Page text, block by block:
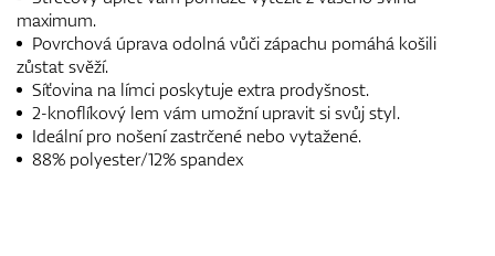
maximum.
Povrchová úprava odolná vůči zápachu pomáhá košili
zůstat svěží.
Síťovina na límci poskytuje extra prodyšnost.
2-knoflíkový lem vám umožní upravit si svůj styl.
Ideální pro nošení zastrčené nebo vytažené.
88% polyester/12% spandex